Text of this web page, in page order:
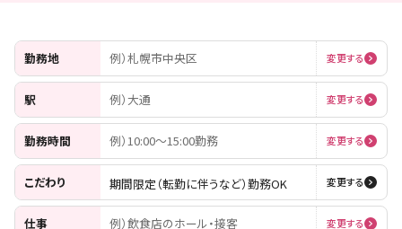
勤務地 例）札幌市中央区 変更する
駅 例）大通 変更する
勤務時間 例）10:00〜15:00勤務 変更する
こだわり 期間限定（転勤に伴うなど）勤務OK 変更する
仕事 例）飲食店のホール・接客 変更する